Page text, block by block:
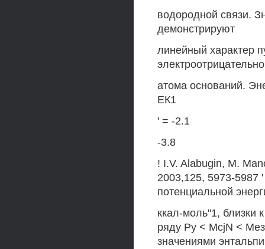
водородной связи.
демонстрируют
линейный характер
атома оснований.
ЕК1
' = -2.1
-3.8
! I.V. Alabugin, M.
2003,125, 5973-5987
потенциальной
ккал-моль"1, близки
ряду Ру < McjN <
значениями